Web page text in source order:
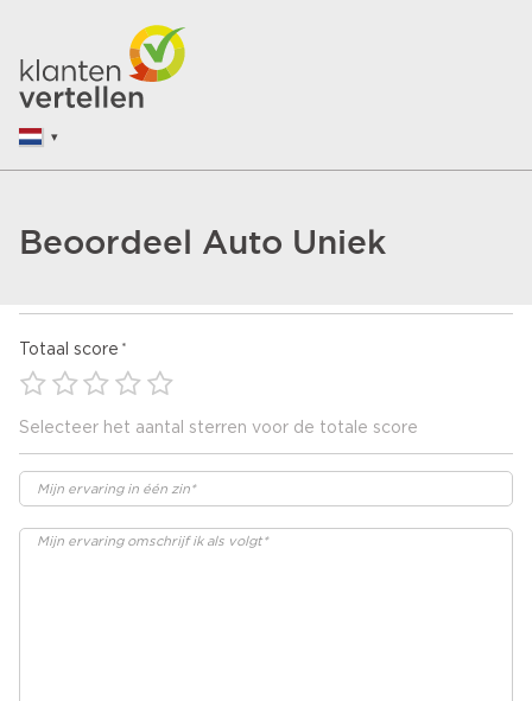
Beoordeel Auto Uniek
Totaal score
Selecteer het aantal sterren voor de totale score